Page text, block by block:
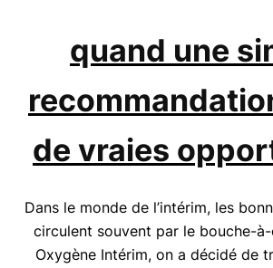
quand une
de vraies
Dans le monde de l’intérim, les
circulent souvent par le bouche-
Oxygène Intérim, on a décidé de